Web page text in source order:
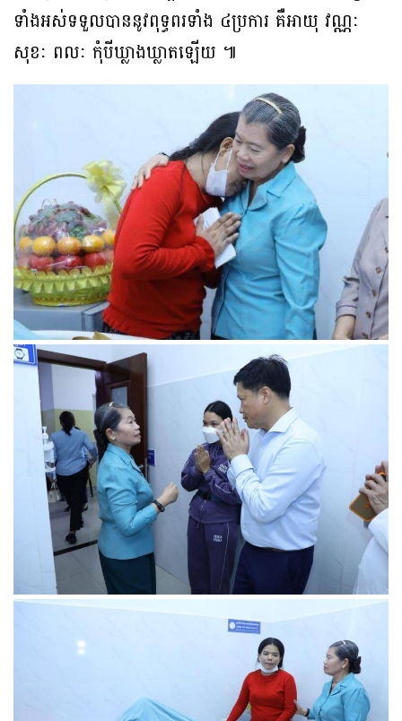
ទាំងអស់ទទួលបាននូវពុទ្ធពរទាំង ៤ប្រការ គឺអាយុ វណ្ណៈ
សុខៈ ពលៈ កុំបីឃ្លាងឃ្លាតឡើយ ៕